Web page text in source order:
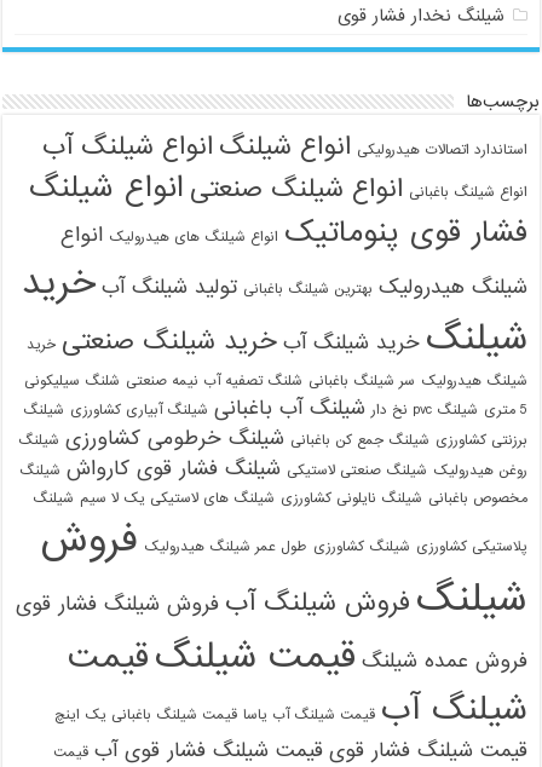
شیلنگ نخدار فشار قوی
برچسب‌ها
استاندارد اتصالات هیدرولیکی انواع شیلنگ انواع شیلنگ آب
انواع شیلنگ باغبانی انواع شیلنگ صنعتی انواع شیلنگ
فشار قوی پنوماتیک انواع شیلنگ های هیدرولیک انواع
شیلنگ هیدرولیک بهترین شیلنگ باغبانی تولید شیلنگ آب خرید
شیلنگ خرید شیلنگ آب خرید شیلنگ صنعتی خرید
شیلنگ هیدرولیک سر شیلنگ باغبانی شلنگ تصفیه آب نیمه صنعتی شلنگ سیلیکونی
5 متری
شیلنگ pvc نخ دار شیلنگ آب باغبانی شیلنگ آبیاری کشاورزی شیلنگ
برزنتی کشاورزی شیلنگ جمع کن باغبانی شیلنگ خرطومی کشاورزی شیلنگ
روغن هیدرولیک شیلنگ صنعتی لاستیکی شیلنگ فشار قوی کارواش شیلنگ
مخصوص باغبانی شیلنگ نایلونی کشاورزی شیلنگ های لاستیکی یک لا سیم شیلنگ
پلاستیکی کشاورزی شیلنگ کشاورزی طول عمر شیلنگ هیدرولیک فروش
شیلنگ فروش شیلنگ آب فروش شیلنگ فشار قوی
فروش عمده شیلنگ قیمت شیلنگقیمت
شیلنگ آب قیمت شیلنگ آب یاسا قیمت شیلنگ باغبانی یک اینچ
قیمت شیلنگ فشار قوی قیمت شیلنگ فشار قوی آب قیمت